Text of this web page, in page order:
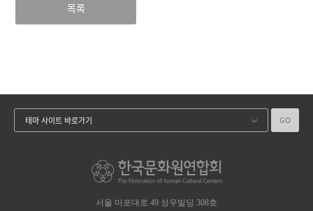
목록
서울 마포대로 49 성우빌딩 308호
테마 사이트 바로가기 GO